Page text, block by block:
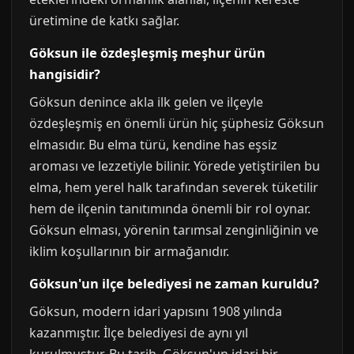
üretimine de katkı sağlar.
Göksun ile özdeşleşmiş meşhur ürün
hangisidir?
Göksun denince akla ilk gelen ve ilçeyle
özdeşleşmiş en önemli ürün hiç şüphesiz Göksun
elmasıdır. Bu elma türü, kendine has eşsiz
aroması ve lezzetiyle bilinir. Yörede yetiştirilen bu
elma, hem yerel halk tarafından severek tüketilir
hem de ilçenin tanıtımında önemli bir rol oynar.
Göksun elması, yörenin tarımsal zenginliğinin ve
iklim koşullarının bir armağanıdır.
Göksun'un ilçe belediyesi ne zaman kuruldu?
Göksun, modern idari yapısını 1908 yılında
kazanmıştır. İlçe belediyesi de aynı yıl